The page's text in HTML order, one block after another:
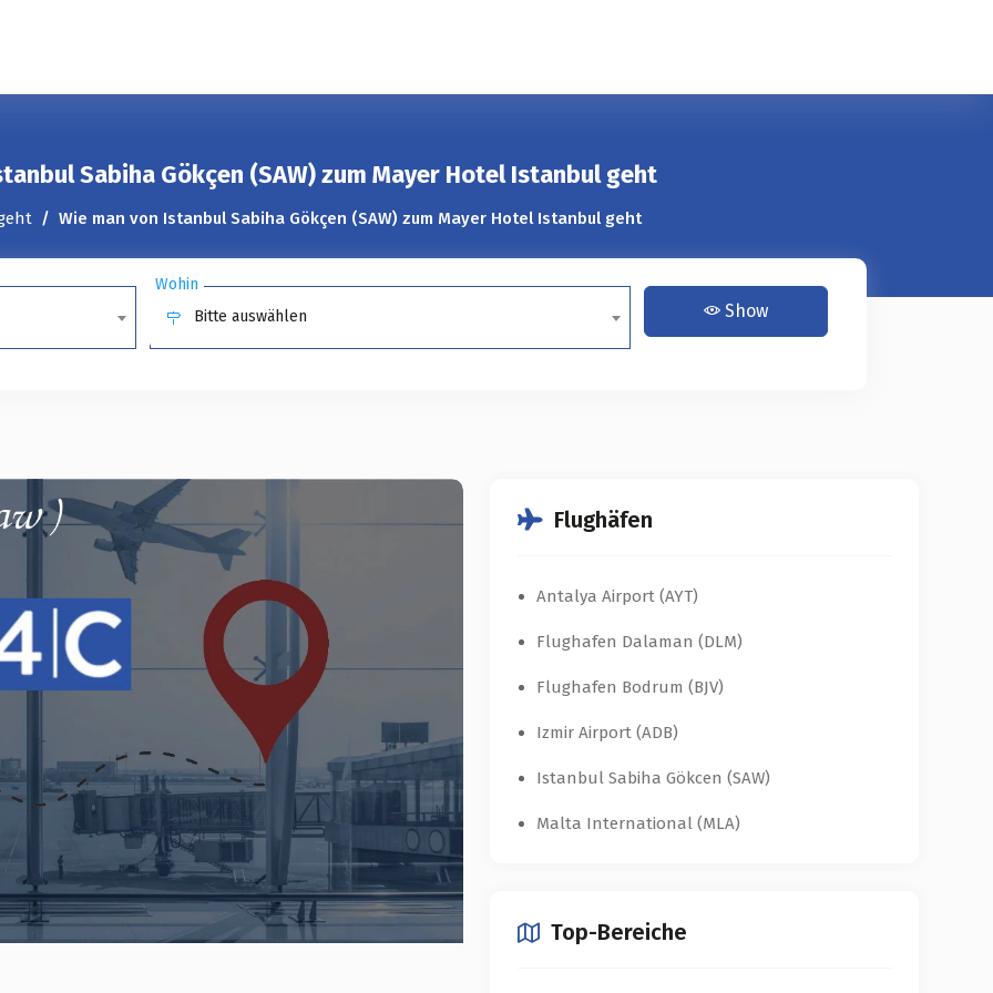
Sabiha Gökçen (SAW) zum Mayer Hotel Istanbul geht
Wie man von Istanbul Sabiha Gökçen (SAW) zum Mayer Hotel Istanbul geht
Wohin
Bitte auswählen
Show
Flughäfen
Antalya Airport (AYT)
Flughafen Dalaman (DLM)
Flughafen Bodrum (BJV)
Izmir Airport (ADB)
Istanbul Sabiha Gökcen (SAW)
Malta International (MLA)
Top-Bereiche